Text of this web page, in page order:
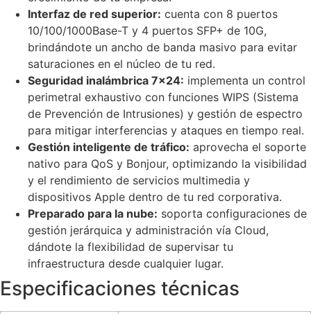
Interfaz de red superior: cuenta con 8 puertos
10/100/1000Base-T y 4 puertos SFP+ de 10G,
brindándote un ancho de banda masivo para evitar
saturaciones en el núcleo de tu red.
Seguridad inalámbrica 7×24: implementa un control
perimetral exhaustivo con funciones WIPS (Sistema
de Prevención de Intrusiones) y gestión de espectro
para mitigar interferencias y ataques en tiempo real.
Gestión inteligente de tráfico: aprovecha el soporte
nativo para QoS y Bonjour, optimizando la visibilidad
y el rendimiento de servicios multimedia y
dispositivos Apple dentro de tu red corporativa.
Preparado para la nube: soporta configuraciones de
gestión jerárquica y administración vía Cloud,
dándote la flexibilidad de supervisar tu
infraestructura desde cualquier lugar.
Especificaciones técnicas